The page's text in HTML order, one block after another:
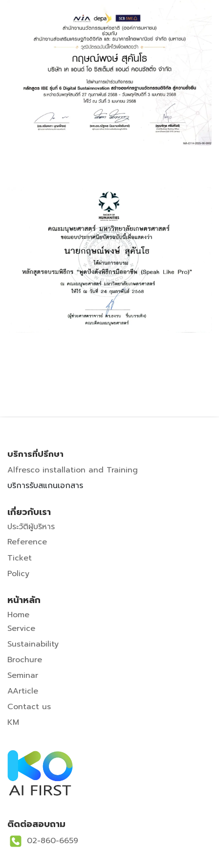
บริการที่ปรึกษา
Alfresco installation and Training
บริการรับสแกนเอกสาร
เกี่ยวกับเรา
ประวัติผู้บริหาร
Reference
Ticket
Policy
หน้าหลัก
Home
Service
Sustainability
Brochure
Seminar
AArticle
Contact us
KM
ติดต่อสอบถาม
02-860-6659